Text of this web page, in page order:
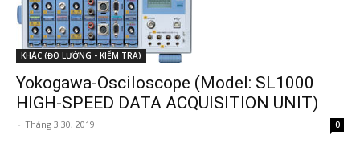
KHÁC (ĐO LƯỜNG - KIỂM TRA)
Yokogawa-Osciloscope (Model: SL1000
HIGH-SPEED DATA ACQUISITION UNIT)
- Tháng 3 30, 2019 0